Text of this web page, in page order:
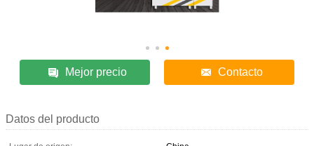
Mejor precio Contacto
Datos del producto